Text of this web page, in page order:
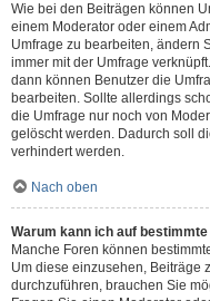
Wie bei den Beiträgen können
einem Moderator oder einem
Umfrage zu bearbeiten, ändern
immer mit der Umfrage
dann können Benutzer die
bearbeiten. Sollte allerdings
die Umfrage nur noch von
gelöscht werden. Dadurch soll
verhindert werden.
Nach oben
Warum kann ich auf
Manche Foren können
Um diese einzusehen, Beiträge
durchzuführen, brauchen Sie